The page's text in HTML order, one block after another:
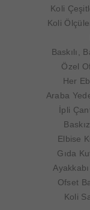
Koli
Koli
Baskılı,
Özel
Her
Araba
İpli
Elbise
Gıda
Ofset
Koli